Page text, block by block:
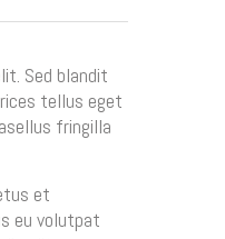
Sed blandit
tellus eget
fringilla
et
eu volutpat